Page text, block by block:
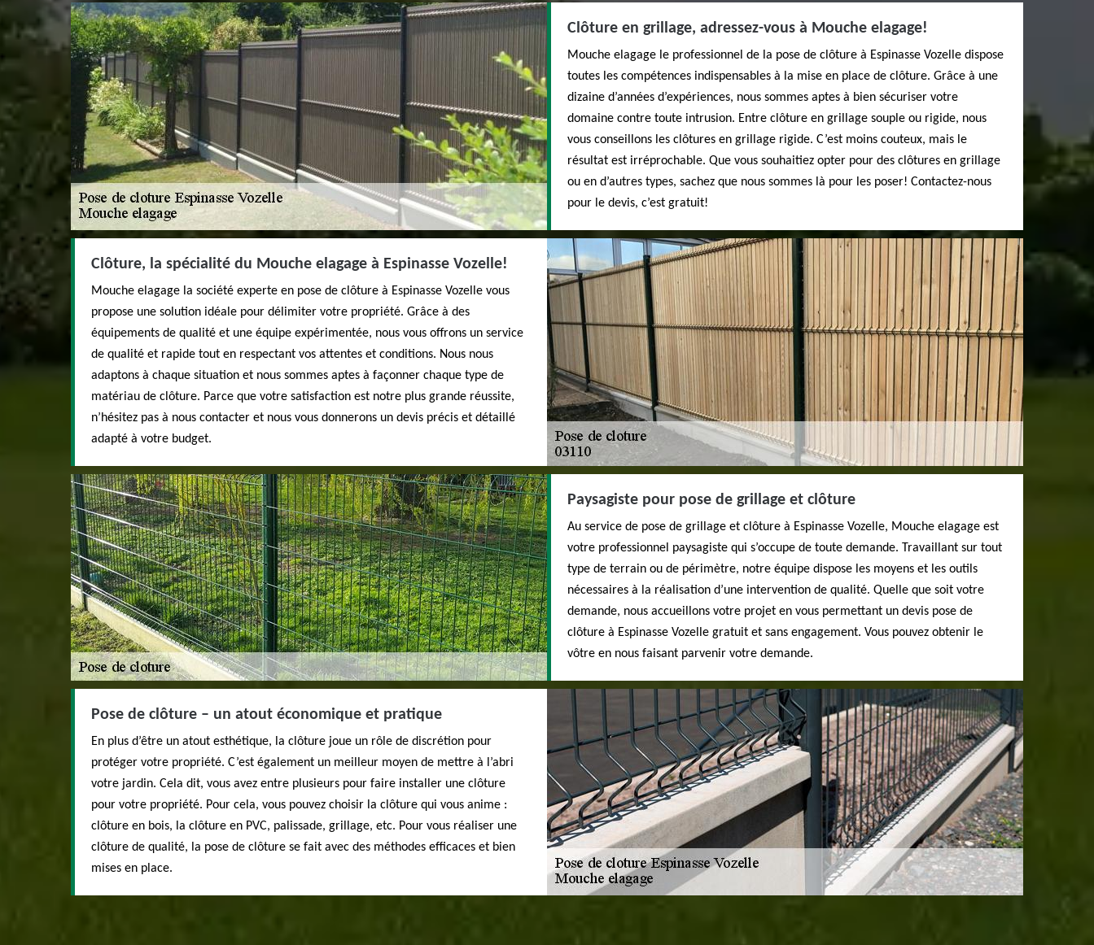
Clôture en grillage, adressez-vous à Mouche elagage!
Mouche elagage le professionnel de la pose de clôture à Espinasse Vozelle dispose
toutes les compétences indispensables à la mise en place de clôture. Grâce à une
dizaine d’années d’expériences, nous sommes aptes à bien sécuriser votre
domaine contre toute intrusion. Entre clôture en grillage souple ou rigide, nous
vous conseillons les clôtures en grillage rigide. C’est moins couteux, mais le
résultat est irréprochable. Que vous souhaitiez opter pour des clôtures en grillage
ou en d’autres types, sachez que nous sommes là pour les poser! Contactez-nous
pour le devis, c’est gratuit!
Clôture, la spécialité du Mouche elagage à Espinasse Vozelle!
Mouche elagage la société experte en pose de clôture à Espinasse Vozelle vous
propose une solution idéale pour délimiter votre propriété. Grâce à des
équipements de qualité et une équipe expérimentée, nous vous offrons un service
de qualité et rapide tout en respectant vos attentes et conditions. Nous nous
adaptons à chaque situation et nous sommes aptes à façonner chaque type de
matériau de clôture. Parce que votre satisfaction est notre plus grande réussite,
n’hésitez pas à nous contacter et nous vous donnerons un devis précis et détaillé
adapté à votre budget.
Paysagiste pour pose de grillage et clôture
Au service de pose de grillage et clôture à Espinasse Vozelle, Mouche elagage est
votre professionnel paysagiste qui s’occupe de toute demande. Travaillant sur tout
type de terrain ou de périmètre, notre équipe dispose les moyens et les outils
nécessaires à la réalisation d’une intervention de qualité. Quelle que soit votre
demande, nous accueillons votre projet en vous permettant un devis pose de
clôture à Espinasse Vozelle gratuit et sans engagement. Vous pouvez obtenir le
vôtre en nous faisant parvenir votre demande.
Pose de clôture – un atout économique et pratique
En plus d’être un atout esthétique, la clôture joue un rôle de discrétion pour
protéger votre propriété. C’est également un meilleur moyen de mettre à l’abri
votre jardin. Cela dit, vous avez entre plusieurs pour faire installer une clôture
pour votre propriété. Pour cela, vous pouvez choisir la clôture qui vous anime :
clôture en bois, la clôture en PVC, palissade, grillage, etc. Pour vous réaliser une
clôture de qualité, la pose de clôture se fait avec des méthodes efficaces et bien
mises en place.